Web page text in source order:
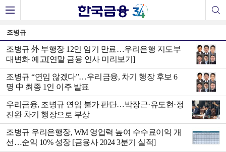
조병규
조병규 外 부행장 12인 임기 만료…우리은행 지도부
대변화 예고[연말 금융 인사 미리보기]
조병규 “연임 않겠다”…우리금융, 차기 행장 후보 6
명 中 최종 1인 이주 발표
우리금융, 조병규 연임 불가 판단…박장근·유도현·정
진완 차기 행장으로 부상
조병규 우리은행장, WM 영업력 높여 수수료이익 개
선…순익 10% 성장 [금융사 2024 3분기 실적]